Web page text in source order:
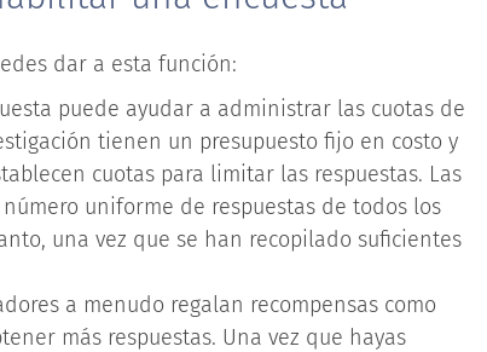
dar a esta función:
puede ayudar a administrar las cuotas de
tienen un presupuesto fijo en costo y
cuotas para limitar las respuestas. Las
uniforme de respuestas de todos los
una vez que se han recopilado suficientes
a menudo regalan recompensas como
más respuestas. Una vez que hayas